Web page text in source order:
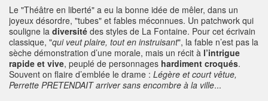
Le "Théâtre en liberté" a eu la bonne idée de mêler, dans un
joyeux désordre, "tubes" et fables méconnues. Un patchwork qui
souligne la diversité des styles de La Fontaine. Pour cet écrivain
classique, "qui veut plaire, tout en instruisant", la fable n’est pas la
sèche démonstration d’une morale, mais un récit à l’intrigue
rapide et vive, peuplé de personnages hardiment croqués.
Souvent on flaire d’emblée le drame : Légère et court vêtue,
Perrette PRETENDAIT arriver sans encombre à la ville...